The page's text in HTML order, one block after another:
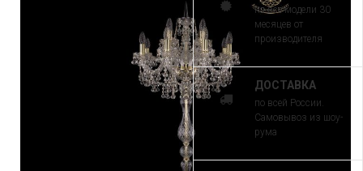
на все модели 30
месяцев от
производителя
ДОСТАВКА
по всей России.
Самовывоз из шоу-
рума